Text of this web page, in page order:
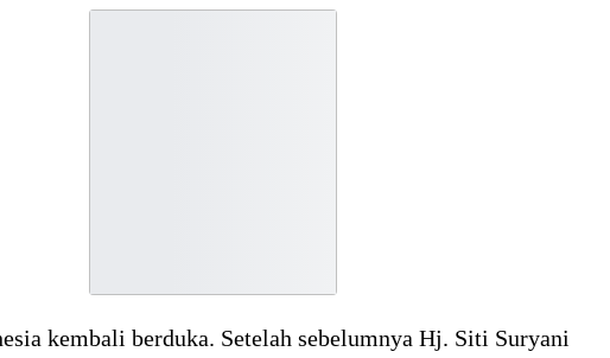
kembali berduka. Setelah sebelumnya Hj. Siti Suryani